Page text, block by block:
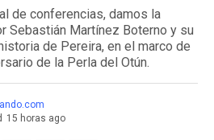
de conferencias, damos la
Sebastián Martínez Boterno y su
de Pereira, en el marco de
de la Perla del Otún.
15 horas ago